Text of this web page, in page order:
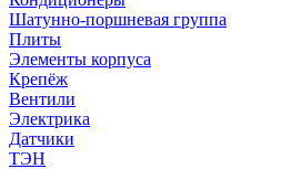
Шатунно-поршневая группа
Плиты
Элементы корпуса
Крепёж
Вентили
Электрика
Датчики
ТЭН